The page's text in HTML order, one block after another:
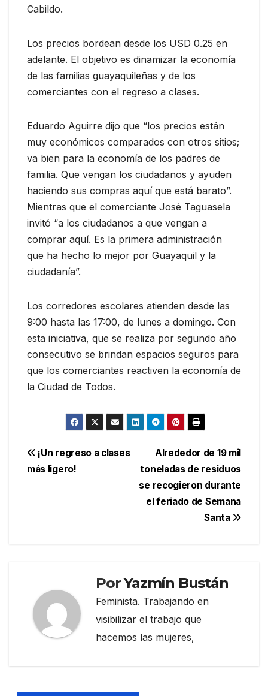
Cabildo.
Los precios bordean desde los USD 0.25 en
adelante. El objetivo es dinamizar la economía
de las familias guayaquileñas y de los
comerciantes con el regreso a clases.
Eduardo Aguirre dijo que “los precios están
muy económicos comparados con otros sitios;
va bien para la economía de los padres de
familia. Que vengan los ciudadanos y ayuden
haciendo sus compras aquí que está barato”.
Mientras que el comerciante José Taguasela
invitó “a los ciudadanos a que vengan a
comprar aquí. Es la primera administración
que ha hecho lo mejor por Guayaquil y la
ciudadanía”.
Los corredores escolares atienden desde las
9:00 hasta las 17:00, de lunes a domingo. Con
esta iniciativa, que se realiza por segundo año
consecutivo se brindan espacios seguros para
que los comerciantes reactiven la economía de
la Ciudad de Todos.
Navegación
Alrededor de 19 mil
toneladas de residuos
se recogieron durante
el feriado de Semana
Santa
¡Un regreso a clases
más ligero!
PorYazmín Bustán
Feminista. Trabajando en
visibilizar el trabajo que
hacemos las mujeres,